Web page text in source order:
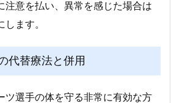
注意を払い、異常を感じた場合は
ます。
代替療法と併用
ツ選手の体を守る非常に有効な方